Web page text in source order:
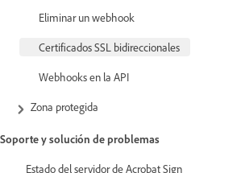
Eliminar un webhook
Certificados SSL bidireccionales
Webhooks en la API
Zona protegida
Soporte y solución de problemas
Estado del servidor de Acrobat Sign